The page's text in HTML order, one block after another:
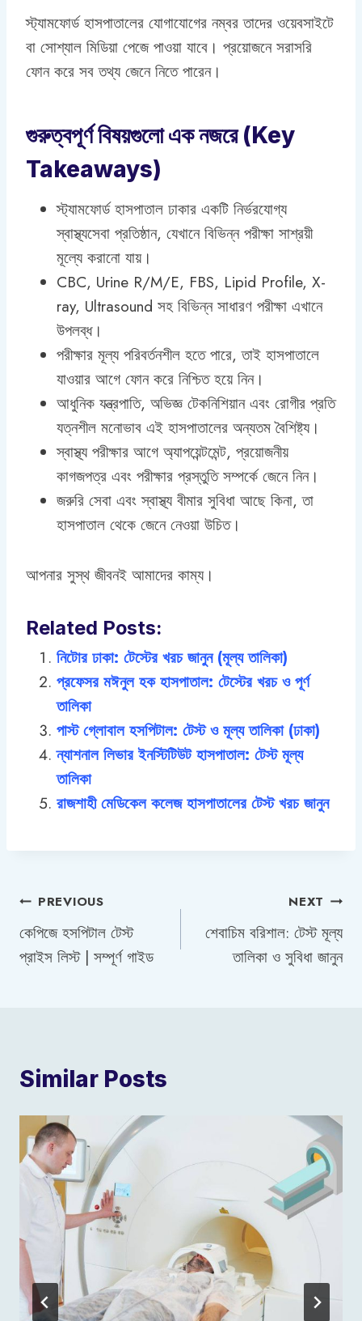
স্ট্যামফোর্ড হাসপাতালের যোগাযোগের নম্বর তাদের ওয়েবসাইটে
বা সোশ্যাল মিডিয়া পেজে পাওয়া যাবে। প্রয়োজনে সরাসরি
ফোন করে সব তথ্য জেনে নিতে পারেন।
গুরুত্বপূর্ণ বিষয়গুলো এক নজরে (Key
Takeaways)
স্ট্যামফোর্ড হাসপাতাল ঢাকার একটি নির্ভরযোগ্য
স্বাস্থ্যসেবা প্রতিষ্ঠান, যেখানে বিভিন্ন পরীক্ষা সাশ্রয়ী
মূল্যে করানো যায়।
CBC, Urine R/M/E, FBS, Lipid Profile, X-
ray, Ultrasound সহ বিভিন্ন সাধারণ পরীক্ষা এখানে
উপলব্ধ।
পরীক্ষার মূল্য পরিবর্তনশীল হতে পারে, তাই হাসপাতালে
যাওয়ার আগে ফোন করে নিশ্চিত হয়ে নিন।
আধুনিক যন্ত্রপাতি, অভিজ্ঞ টেকনিশিয়ান এবং রোগীর প্রতি
যত্নশীল মনোভাব এই হাসপাতালের অন্যতম বৈশিষ্ট্য।
স্বাস্থ্য পরীক্ষার আগে অ্যাপয়েন্টমেন্ট, প্রয়োজনীয়
কাগজপত্র এবং পরীক্ষার প্রস্তুতি সম্পর্কে জেনে নিন।
জরুরি সেবা এবং স্বাস্থ্য বীমার সুবিধা আছে কিনা, তা
হাসপাতাল থেকে জেনে নেওয়া উচিত।
আপনার সুস্থ জীবনই আমাদের কাম্য।
Related Posts:
নিটোর ঢাকা: টেস্টের খরচ জানুন (মূল্য তালিকা)
প্রফেসর মঈনুল হক হাসপাতাল: টেস্টের খরচ ও পূর্ণ
তালিকা
পাস্ট গ্লোবাল হসপিটাল: টেস্ট ও মূল্য তালিকা (ঢাকা)
ন্যাশনাল লিভার ইনস্টিটিউট হাসপাতাল: টেস্ট মূল্য
তালিকা
রাজশাহী মেডিকেল কলেজ হাসপাতালের টেস্ট খরচ জানুন
Post
navigation
PREVIOUS
কেপিজে হসপিটাল টেস্ট
প্রাইস লিস্ট | সম্পূর্ণ গাইড
NEXT
শেবাচিম বরিশাল: টেস্ট মূল্য
তালিকা ও সুবিধা জানুন
Similar Posts